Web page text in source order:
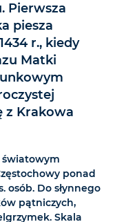
Pierwsza
piesza
r., kiedy
Matki
z Krakowa
światowym
ponad
osób. Do słynnego
pątniczych,
Skala